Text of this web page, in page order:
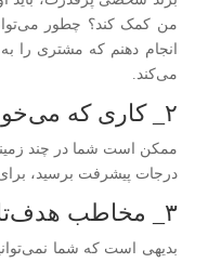
من کمک کند؟ چطور
انجام دهنم که مشتری را
می‌کند.
۲_ کاری که می‌خواهید انجام دهید را مشخص کنید
ممکن است شما در چند
درجات پیشرفت برسید،
۳_ مخاطب هدف‌تان را مشخص کنید
بدیهی است که شما